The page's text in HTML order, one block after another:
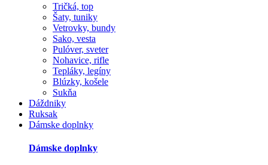
Tričká, top
Šaty, tuniky
Vetrovky, bundy
Sako, vesta
Pulóver, sveter
Nohavice, rifle
Tepláky, legíny
Blúzky, košele
Sukňa
Dáždniky
Ruksak
Dámske doplnky
Dámske doplnky